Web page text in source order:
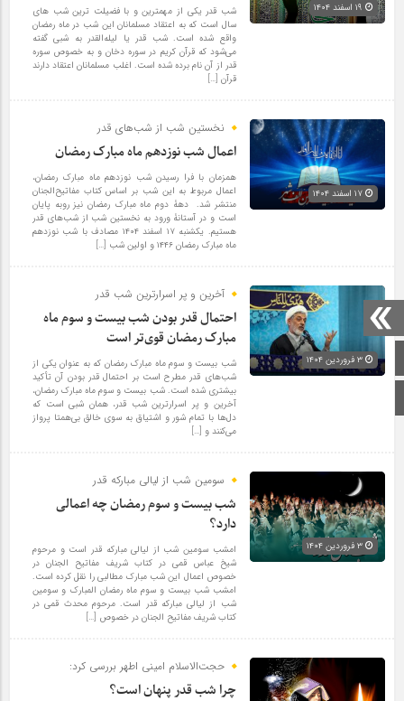
صفحه اصلی
شب قدر یکی از مهمترین و با فضیلت ترین شب های
سال است که به اعتقاد مسلمانان این شب در ماه رمضان
واقع شده است. شب قدر یا لیله‌القدر به شبی گفته
می‌شود که قرآن کریم در سوره دخان و به خصوص سوره
قدر از آن نام برده شده است. اغلب مسلمانان اعتقاد دارند
قرآن […]
نخستین شب از شب‌های قدر
اعمال شب نوزدهم ماه مبارک رمضان
همزمان با فرا رسیدن شب نوزدهم ماه مبارک رمضان،
اعمال مربوط به این شب بر اساس کتاب مفاتیح‌الجنان
منتشر شد. دهۀ دوم ماه مبارک رمضان نیز روبه پایان
است و در آستانۀ ورود به نخستین شب از شب‌های قدر
هستیم. یکشنبه ۱۷ اسفند ۱۴۰۴ مصادف با شب نوزدهم
ماه مبارک رمضان ۱۴۴۶ و اولین شب […]
آخرین و پر اسرارترین شب قدر
احتمال قدر بودن شب بیست و سوم ماه
مبارک رمضان قوی‌تر است
شب بیست و سوم ماه مبارک رمضان که به عنوان یکی از
شب‌های قدر مطرح است بر احتمال قدر بودن آن تأکید
بیشتری شده است. شب بیست و سوم ماه مبارک رمضان،
آخرین و پر اسرارترین شب قدر، همان شبی است که
دل‌ها با تمام شور و اشتیاق به سوی خالق بی‌همتا پرواز
می‌کنند و […]
سومین شب از لیالی مبارکه قدر
شب بیست و سوم رمضان چه اعمالی
دارد؟
امشب سومین شب از لیالی مبارکه قدر است و مرحوم
شیخ عباس قمی در کتاب شریف مفاتیح الجنان در
خصوص اعمال این شب مبارک مطالبی را نقل کرده است.
امشب شب بیست و سوم ماه رمضان المبارک و سومین
شب از لیالی مبارکه قدر است. مرحوم محدث قمی در
کتاب شریف مفاتیح الجنان در خصوص […]
حجت‌الاسلام امینی اطهر بررسی کرد:
چرا شب قدر پنهان است؟